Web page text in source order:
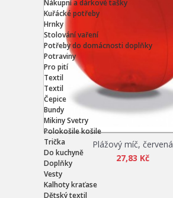
Nákupní a dárkové tašky
Kuřácké potřeby
Hrnky
Stolování vaření
Potřeby do domácnosti doplňky
Potraviny
Pro pití
Textil
Textil
Čepice
Bundy
Mikiny Svetry
Polokošile košile
Trička
Do kuchyně
Doplňky
Vesty
Kalhoty kraťase
Dětský textil
Plážový míč, červená
27,83 Kč